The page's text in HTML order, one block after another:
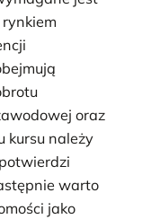
oraz
kursu należy
warto
jako